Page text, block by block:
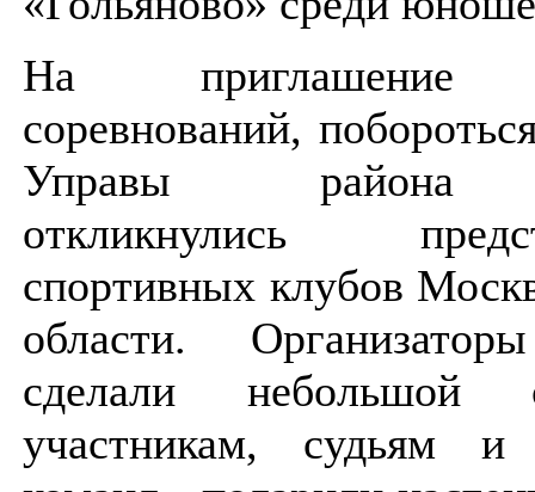
На приглашение
соревнований,
Управы района
откликнулись
спортивных клубов
области.
сделали небольшой
участникам, судьям и